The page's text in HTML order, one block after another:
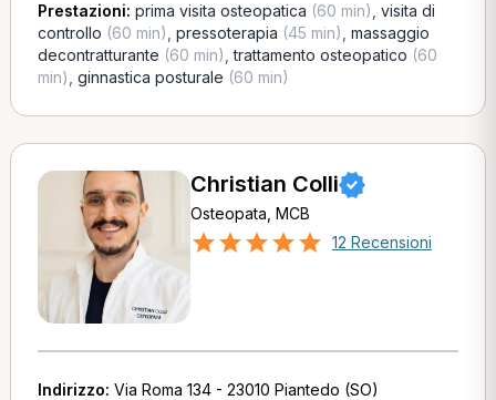
Prestazioni: prima visita osteopatica (60 min) visita di
controllo (60 min) pressoterapia (45 min) massaggio
decontratturante (60 min) ,trattamento osteopatico (60
min) ginnastica posturale (60 min)
Christian Colli
Osteopata, MCB
12 Recensioni
Indirizzo: Via Roma 134 - 23010 Piantedo (SO)